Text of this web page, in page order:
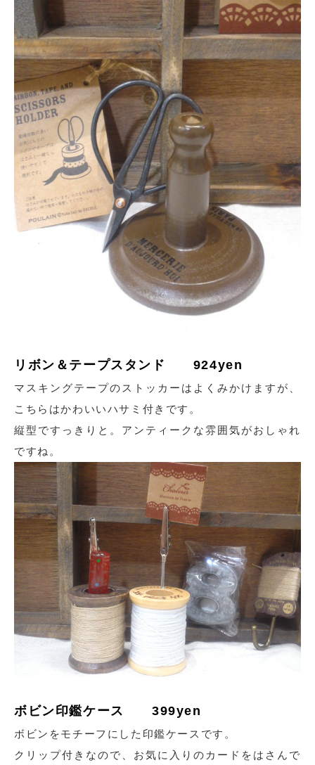
リボン＆テープスタンド 924yen
マスキングテープのストッカーはよくみかけますが、
こちらはかわいいハサミ付きです。
縦型ですっきりと。アンティークな雰囲気がおしゃれ
ですね。
ボビン印鑑ケース 399yen
ボビンをモチーフにした印鑑ケースです。
クリップ付きなので、お気に入りのカードをはさんで